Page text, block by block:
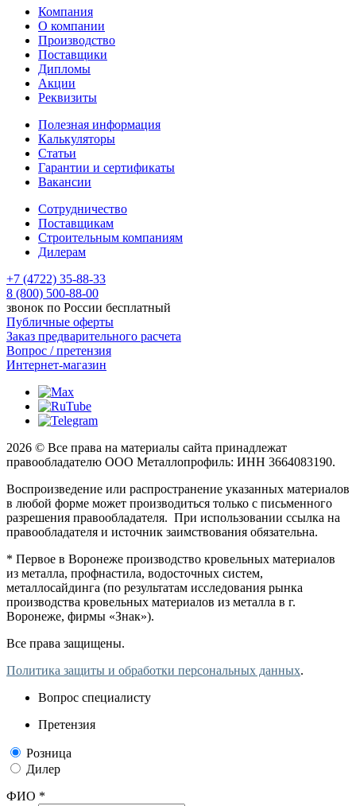
Компания
О компании
Производство
Поставщики
Дипломы
Акции
Реквизиты
Полезная информация
Калькуляторы
Статьи
Гарантии и сертификаты
Вакансии
Сотрудничество
Поставщикам
Строительным компаниям
Дилерам
+7 (4722) 35-88-33
8 (800) 500-88-00
звонок по России бесплатный
Публичные оферты
Заказ предварительного расчета
Вопрос / претензия
Интернет-магазин
2026 © Все права на материалы сайта принадлежат
правообладателю ООО Металлопрофиль: ИНН 3664083190.
Воспроизведение или распространение указанных материалов
в любой форме может производиться только с письменного
разрешения правообладателя. При использовании ссылка на
правообладателя и источник заимствования обязательна.
* Первое в Воронеже производство кровельных материалов
из металла, профнастила, водосточных систем,
металлосайдинга (по результатам исследования рынка
производства кровельных материалов из металла в г.
Воронеже, фирмы «Знак»).
Все права защищены.
Политика защиты и обработки персональных данных.
Вопрос специалисту
Претензия
Розница
Дилер
ФИО *